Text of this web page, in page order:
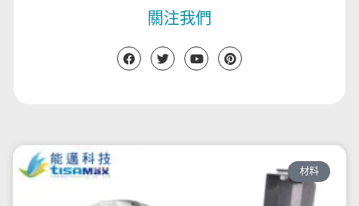
關注我們
材料